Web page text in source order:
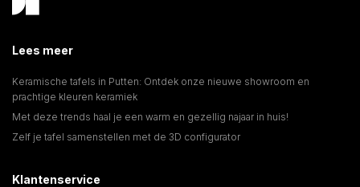
Lees meer
Keramische tafels in Putten: Ontdek onze nieuwe showroom en
prachtige kleuren keramiek
Met deze trends haal je een warm en gezellig najaar in huis!
Zelf je tafel samenstellen met de 3D configurator
Klantenservice